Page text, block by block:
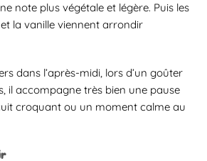
note plus végétale et légère. Puis les
la vanille viennent arrondir
dans l’après-midi, lors d’un goûter
il accompagne très bien une pause
croquant ou un moment calme au